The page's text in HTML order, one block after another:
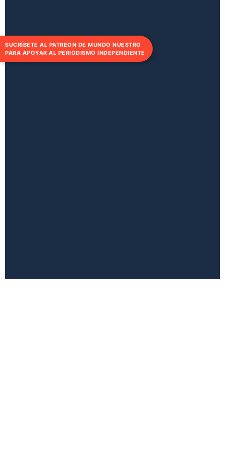
SUCRÍBETE AL PATREON DE MUNDO NUESTRO
PARA APOYAR AL PERIODISMO INDEPENDIENTE